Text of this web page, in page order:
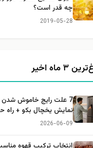
قدر است؟
2019-
علت رایج خاموش شدن صفحه
یخچال بکو + راه حل
2026-